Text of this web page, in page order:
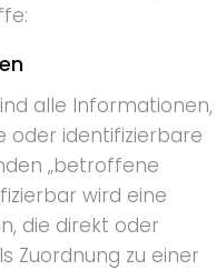
alle Informationen,
oder identifizierbare
„betroffene
wird eine
die direkt oder
Zuordnung zu einer